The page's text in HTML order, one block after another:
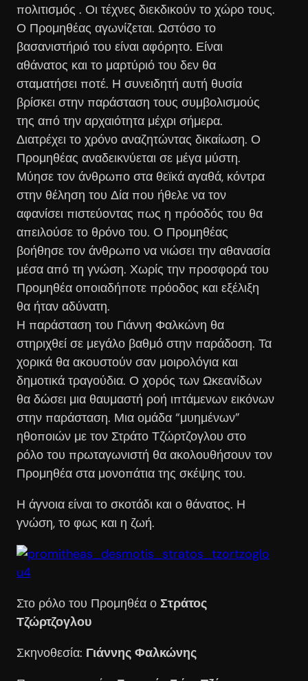
πολιτισμός . Οι τέχνες διεκδικούν το χώρο τους.
Ο Προμηθέας αγωνίζεται. Ωστόσο το
βασανιστήριό του είναι αφόρητο. Είναι
αθάνατος και το μαρτύριό του δεν θα
σταματήσει ποτέ. Η συνειδητή αυτή θυσία
βρίσκει στην παράσταση τους συμβολισμούς
της από την αρχαιότητα μέχρι σήμερα.
Διατρέχει το χρόνο αναζητώντας δικαίωση. Ο
Προμηθέας αναδεικνύεται σε μέγα μύστη.
Μύησε τον άνθρωπο στα θεϊκά αγαθά, κόντρα
στην θέληση του Δία που ήθελε να τον
αφανίσει πιστεύοντας πως η πρόοδός του θα
απειλούσε το θρόνο του. Ο Προμηθέας
βοήθησε τον άνθρωπο να νιώσει την αθανασία
μέσα από τη γνώση. Χωρίς την προσφορά του
Προμηθέα οποιαδήποτε πρόοδος και εξέλιξη
θα ήταν αδύνατη.
Η παράσταση του Γιάννη Φαλκώνη θα
στηριχθεί σε μεγάλο βαθμό στην παράδοση. Τα
χορικά θα ακουστούν σαν μοιρολόγια και
δημοτικά τραγούδια. Ο χορός των Ωκεανίδων
θα δώσει μια θαυμαστή ροή ιπτάμενων εικόνων
στην παράσταση. Μια ομάδα “μυημένων”
ηθοποιών με τον Στράτο Τζώρτζογλου στο
ρόλο του πρωταγωνιστή θα ακολουθήσουν τον
Προμηθέα στα μονοπάτια της σκέψης του.
Η άγνοια είναι το σκοτάδι και ο θάνατος. Η
γνώση, το φως και η ζωή.
Στο ρόλο του Προμηθέα ο Στράτος
Τζώρτζογλου
Σκηνοθεσία: Γιάννης Φαλκώνης